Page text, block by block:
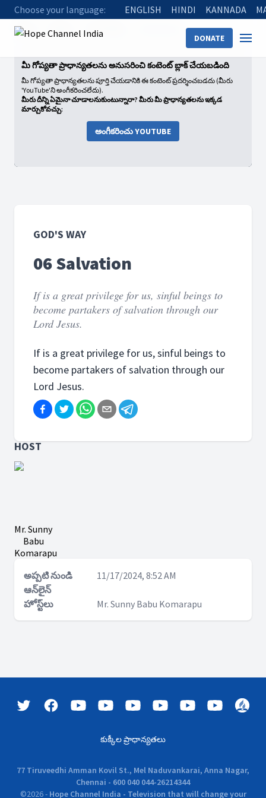
Choose your language: ENGLISH HINDI KANNADA
DONATE
Home
మీ గోప్యతా ప్రాధాన్యతలను అనుసరించి కంటెంట్ బ్లాక్ చేయబడింది
మీ గోప్యతా ప్రాధాన్యతలను పూర్తి చేయడానికి ఈ కంటెంట్ ప్రదర్శించబడదు (మీరు
'YouTube'ని అంగీకరించలేదు).
మీరు దీన్ని ఏమైనా చూడాలనుకుంటున్నారా? మీరు మీ ప్రాధాన్యతలను ఇక్కడ
మార్చుకోవచ్చు:
అంగీకరించు YOUTUBE
GOD'S WAY
06 Salvation
If is a great privilege for us, sinful beings to
become partakers of salvation through our
Lord Jesus.
If is a great privilege for us, sinful beings to
become partakers of salvation through our
Lord Jesus.
HOST
Mr. Sunny
Babu
Komarapu
అప్పటి నుండి
ఆన్‌లైన్
11/17/2024, 8:52 AM
హోస్ట్‌లు Mr. Sunny Babu Komarapu
కుక్కీల ప్రాధాన్యతలు
77 Tiruveedhi Amman Kovil St., Mel Naduvankarai, Anna Nagar,
Chennai - 600 040 044-26214344
©2026- Hope Channel India - Television that will change your